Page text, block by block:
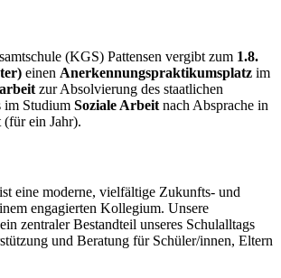
(KGS) Pattensen vergibt zum 1.8.
einen Anerkennungspraktikumsplatz im
zur Absolvierung des staatlichen
im Studium Soziale Arbeit nach Absprache in
ein Jahr).
eine moderne, vielfältige Zukunfts- und
engagierten Kollegium. Unsere
zentraler Bestandteil unseres Schulalltags
und Beratung für Schüler/innen, Eltern